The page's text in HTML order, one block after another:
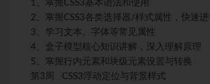
1、掌握CSS3基本语法和使用
2、掌握CSS3各类选择器/样式属性，快速
3、学习文本、字体等常见属性
4、盒子模型核心知识讲解，深入理解原理
5、掌握行内元素和块级元素设置与转换
第3周 CSS3浮动定位与背景样式